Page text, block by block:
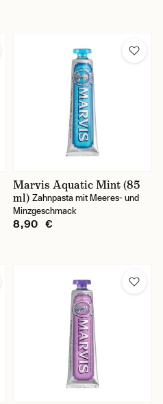
Marvis Aquatic Mint (85
ml) Zahnpasta mit Meeres- und
Minzgeschmack
8,90 €